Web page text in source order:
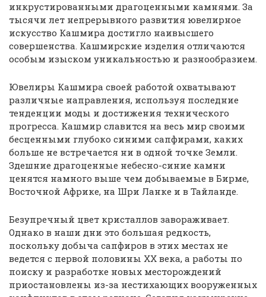
инкрустированными драгоценными камнями. За
тысячи лет непрерывного развития ювелирное
искусство Кашмира достигло наивысшего
совершенства. Кашмирские изделия отличаются
особым изыском уникальностью и разнообразием.
Ювелиры Кашмира своей работой охватывают
различные направления, используя последние
тенденции моды и достижения технического
прогресса. Кашмир славится на весь мир своими
бесценными глубоко синими сапфирами, каких
больше не встречается ни в одной точке Земли.
Здешние драгоценные небесно-синие камни
ценятся намного выше чем добываемые в Бирме,
Восточной Африке, на Шри Ланке и в Тайланде.
Безупречный цвет кристаллов завораживает.
Однако в наши дни это большая редкость,
поскольку добыча сапфиров в этих местах не
ведется с первой половины XX века, а работы по
поиску и разработке новых месторождений
приостановлены из-за нестихающих вооруженных